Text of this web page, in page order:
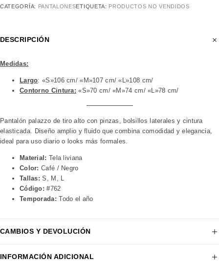
CATEGORÍA: PANTALONESETIQUETA: PRODUCTOS NO VENDIDOS
DESCRIPCIÓN
Medidas:
Largo: «S»106 cm/ «M»107 cm/ «L»108 cm/
Contorno Cintura: «S»70 cm/ «M»74 cm/ «L»78 cm/
Pantalón palazzo de tiro alto con pinzas, bolsillos laterales y cintura
elasticada. Diseño amplio y fluido que combina comodidad y elegancia,
ideal para uso diario o looks más formales.
Material: Tela liviana
Color: Café / Negro
Tallas: S, M, L
Código: #762
Temporada: Todo el año
CAMBIOS Y DEVOLUCIÓN
INFORMACIÓN ADICIONAL